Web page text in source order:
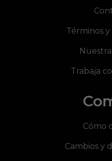
Términos
Trabaja
Cómo
Cambios y